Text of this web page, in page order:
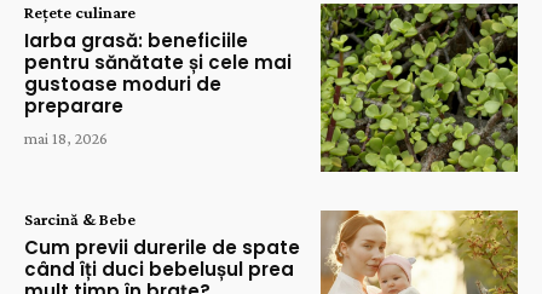
Rețete culinare
Iarba grasă: beneficiile
pentru sănătate și cele mai
gustoase moduri de
preparare
mai 18, 2026
Sarcină & Bebe
Cum previi durerile de spate
când îți duci bebelușul prea